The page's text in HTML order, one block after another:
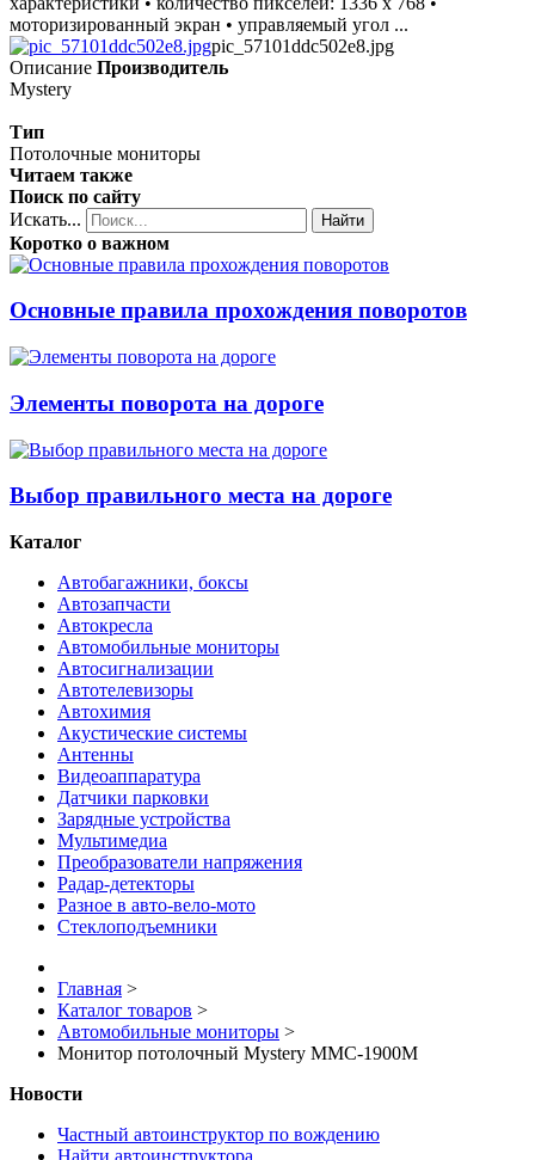
моторизированный экран • управляемый угол ...
pic_57101ddc502e8.jpg
Описание Производитель
Mystery
Тип
Потолочные мониторы
Читаем также
Поиск по сайту
Искать...
Найти
Коротко о важном
Основные правила прохождения поворотов
Элементы поворота на дороге
Выбор правильного места на дороге
Каталог
Автобагажники, боксы
Автозапчасти
Автокресла
Автомобильные мониторы
Автосигнализации
Автотелевизоры
Автохимия
Акустические системы
Антенны
Видеоаппаратура
Датчики парковки
Зарядные устройства
Мультимедиа
Преобразователи напряжения
Радар-детекторы
Разное в авто-вело-мото
Стеклоподъемники
Главная >
Каталог товаров >
Автомобильные мониторы >
Монитор потолочный Mystery MMC-1900M
Новости
Частный автоинструктор по вождению
Найти автоинструктора